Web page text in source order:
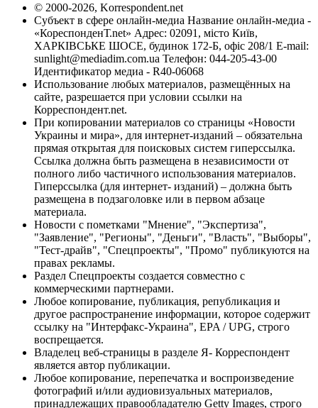
© 2000-2026, Korrespondent.net
Субъект в сфере онлайн-медиа Название онлайн-медиа -
«КореспонденТ.net» Адрес: 02091, місто Київ,
ХАРКІВСЬКЕ ШОСЕ, будинок 172-Б, офіс 208/1 E-mail:
sunlight@mediadim.com.ua Телефон: 044-205-43-00
Идентификатор медиа - R40-06068
Использование любых материалов, размещённых на
сайте, разрешается при условии ссылки на
Корреспондент.net.
При копировании материалов со страницы «Новости
Украины и мира», для интернет-изданий – обязательна
прямая открытая для поисковых систем гиперссылка.
Ссылка должна быть размещена в независимости от
полного либо частичного использования материалов.
Гиперссылка (для интернет- изданий) – должна быть
размещена в подзаголовке или в первом абзаце
материала.
Новости с пометками "Мнение", "Экспертиза",
"Заявление", "Регионы", "Деньги", "Власть", "Выборы",
"Тест-драйв", "Спецпроекты", "Промо" публикуются на
правах рекламы.
Раздел Спецпроекты создается совместно с
коммерческими партнерами.
Любое копирование, публикация, републикация и
другое распространение информации, которое содержит
ссылку на "Интерфакс-Украина", EPA / UPG, строго
воспрещается.
Владелец веб-страницы в разделе Я- Корреспондент
является автор публикации.
Любое копирование, перепечатка и воспроизведение
фотографий и/или аудиовизуальных материалов,
принадлежащих правообладателю Getty Images, строго